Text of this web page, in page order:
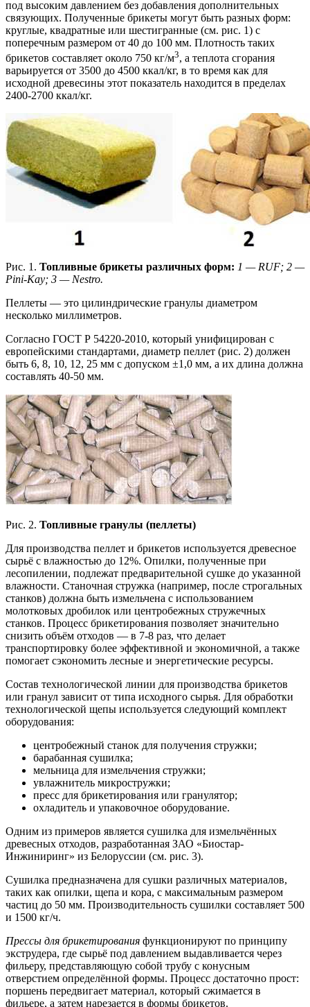
под высоким давлением без добавления дополнительных
связующих. Полученные брикеты могут быть разных форм:
круглые, квадратные или шестигранные (см. рис. 1) с
поперечным размером от 40 до 100 мм. Плотность таких
брикетов составляет около 750 кг/м3, а теплота сгорания
варьируется от 3500 до 4500 ккал/кг, в то время как для
исходной древесины этот показатель находится в пределах
2400-2700 ккал/кг.
Рис. 1. Топливные брикеты различных форм: 1 — RUF; 2 —
Pini-Kay; 3 — Nestro.
Пеллеты — это цилиндрические гранулы диаметром
несколько миллиметров.
Согласно ГОСТ Р 54220-2010, который унифицирован с
европейскими стандартами, диаметр пеллет (рис. 2) должен
быть 6, 8, 10, 12, 25 мм с допуском ±1,0 мм, а их длина должна
составлять 40-50 мм.
Рис. 2. Топливные гранулы (пеллеты)
Для производства пеллет и брикетов используется древесное
сырьё с влажностью до 12%. Опилки, полученные при
лесопилении, подлежат предварительной сушке до указанной
влажности. Станочная стружка (например, после строгальных
станков) должна быть измельчена с использованием
молотковых дробилок или центробежных стружечных
станков. Процесс брикетирования позволяет значительно
снизить объём отходов — в 7-8 раз, что делает
транспортировку более эффективной и экономичной, а также
помогает сэкономить лесные и энергетические ресурсы.
Состав технологической линии для производства брикетов
или гранул зависит от типа исходного сырья. Для обработки
технологической щепы используется следующий комплект
оборудования:
центробежный станок для получения стружки;
барабанная сушилка;
мельница для измельчения стружки;
увлажнитель микростружки;
пресс для брикетирования или гранулятор;
охладитель и упаковочное оборудование.
Одним из примеров является сушилка для измельчённых
древесных отходов, разработанная ЗАО «Биостар-
Инжиниринг» из Белоруссии (см. рис. 3).
Сушилка предназначена для сушки различных материалов,
таких как опилки, щепа и кора, с максимальным размером
частиц до 50 мм. Производительность сушилки составляет 500
и 1500 кг/ч.
Прессы для брикетирования функционируют по принципу
экструдера, где сырьё под давлением выдавливается через
фильеру, представляющую собой трубу с конусным
отверстием определённой формы. Процесс достаточно прост:
поршень передвигает материал, который сжимается в
фильере, а затем нарезается в формы брикетов.